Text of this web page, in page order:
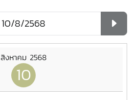
สิงหาคม 2568
10